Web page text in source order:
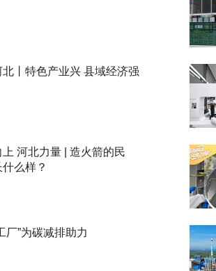
北丨特色产业兴 县域经济强
上 河北力量 | 造火箭的民
么样？
厂”为碳减排助力